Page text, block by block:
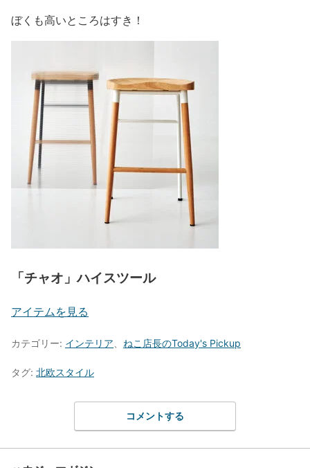
ぼくも高いところはすき！
「チャオ」ハイスツール
アイテムを見る
カテゴリー: インテリア ねこ店長のToday's Pickup
タグ: 北欧スタイル
コメントする